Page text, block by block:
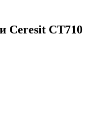
Ceresit CT710